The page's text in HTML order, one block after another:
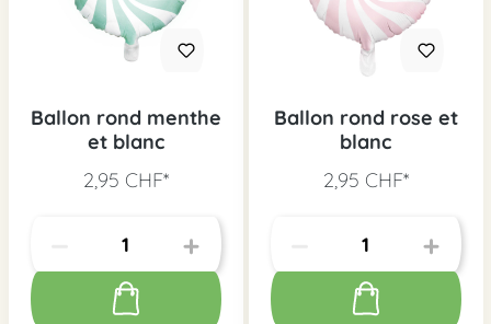
Ballon rond menthe
et blanc
2,95 CHF*
Ballon rond rose et
blanc
2,95 CHF*